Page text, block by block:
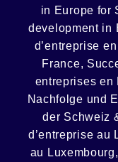
in Europe for
development in
d’entreprise
France,
entreprises en
Nachfolge und
der Schweiz
d’entreprise au
au